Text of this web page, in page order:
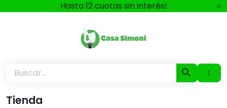
Hasta 12 cuotas sin interés!
Tienda